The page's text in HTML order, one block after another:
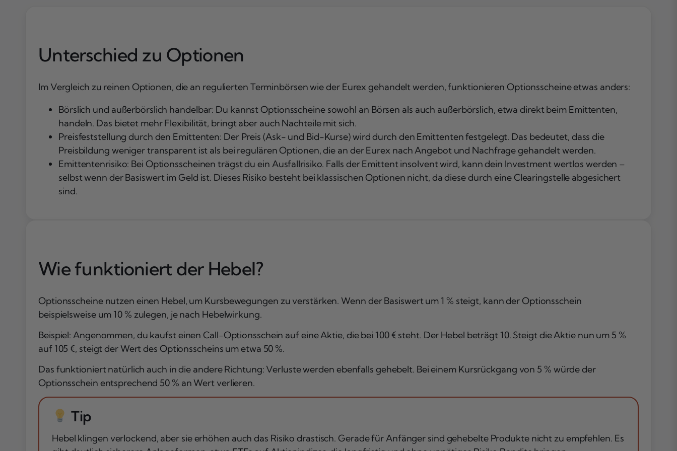
Unterschied zu Optionen
Im Vergleich zu reinen Optionen, die an regulierten Terminbörsen wie der Eurex gehandelt werden, funktionieren Optionsscheine etwas anders:
Börslich und außerbörslich handelbar: Du kannst Optionsscheine sowohl an Börsen als auch außerbörslich, etwa direkt beim Emittenten,
handeln. Das bietet mehr Flexibilität, bringt aber auch Nachteile mit sich.
Preisfeststellung durch den Emittenten: Der Preis (Ask- und Bid-Kurse) wird durch den Emittenten festgelegt. Das bedeutet, dass die
Preisbildung weniger transparent ist als bei regulären Optionen, die an der Eurex nach Angebot und Nachfrage gehandelt werden.
Emittentenrisiko: Bei Optionsscheinen trägst du ein Ausfallrisiko. Falls der Emittent insolvent wird, kann dein Investment wertlos werden –
selbst wenn der Basiswert im Geld ist. Dieses Risiko besteht bei klassischen Optionen nicht, da diese durch eine Clearingstelle abgesichert
sind.
Wie funktioniert der Hebel?
Optionsscheine nutzen einen Hebel, um Kursbewegungen zu verstärken. Wenn der Basiswert um 1 % steigt, kann der Optionsschein
beispielsweise um 10 % zulegen, je nach Hebelwirkung.
Beispiel: Angenommen, du kaufst einen Call-Optionsschein auf eine Aktie, die bei 100 € steht. Der Hebel beträgt 10. Steigt die Aktie nun um 5 %
auf 105 €, steigt der Wert des Optionsscheins um etwa 50 %.
Das funktioniert natürlich auch in die andere Richtung: Verluste werden ebenfalls gehebelt. Bei einem Kursrückgang von 5 % würde der
Optionsschein entsprechend 50 % an Wert verlieren.
Tip
Hebel klingen verlockend, aber sie erhöhen auch das Risiko drastisch. Gerade für Anfänger sind gehebelte Produkte nicht zu empfehlen. Es